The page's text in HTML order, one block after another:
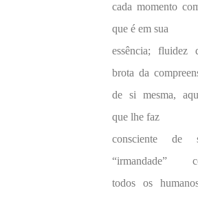
cada momento
que é em sua
essência; fluidez
brota da
de si mesma,
que lhe faz
consciente de
“irmandade”
todos os